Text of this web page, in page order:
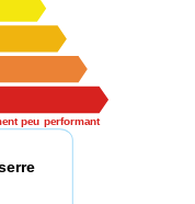
peu performant